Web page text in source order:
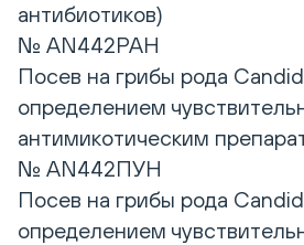
антибиотиков)
№ AN442РАН
Посев на грибы рода
определением
антимикотическим
№ AN442ПУН
Посев на грибы рода
определением